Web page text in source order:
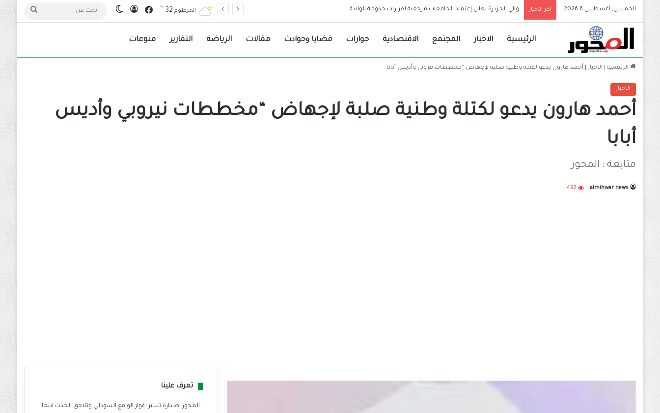
الخميس, أغسطس 6 2026 اخر الأخبار تفاصيل رحلة لبدر للطيران من القاهرة إلي الخرطوم.. أكثر من زاوية الخرطوم 32
℃ فيسبوكتسجيل الدخول
الوضع المظلم
الرئيسية الاخبار المجتمع الاقتصادية حوارات قضايا وحوادث مقالات الرياضة التقارير منوعات
الرئيسية الاخبار أحمد هارون يدعو لكتلة وطنية صلبة لإجهاض “مخططات نيروبي وأديس أبابا
الاخبار
أحمد هارون يدعو لكتلة وطنية صلبة لإجهاض “مخططات نيروبي وأديس
أبابا
متابعة : المحور
almihwar news
492
تعرف علينا
المحور اصدارة تسبر اغوار الواقع السوداني وتلاحق الحدث اينما